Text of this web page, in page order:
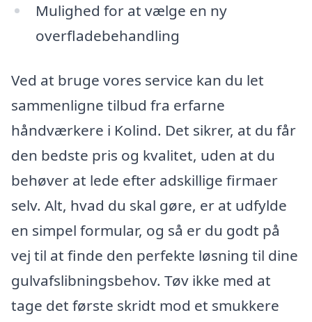
Mulighed for at vælge en ny
overfladebehandling
Ved at bruge vores service kan du let
sammenligne tilbud fra erfarne
håndværkere i Kolind. Det sikrer, at du får
den bedste pris og kvalitet, uden at du
behøver at lede efter adskillige firmaer
selv. Alt, hvad du skal gøre, er at udfylde
en simpel formular, og så er du godt på
vej til at finde den perfekte løsning til dine
gulvafslibningsbehov. Tøv ikke med at
tage det første skridt mod et smukkere